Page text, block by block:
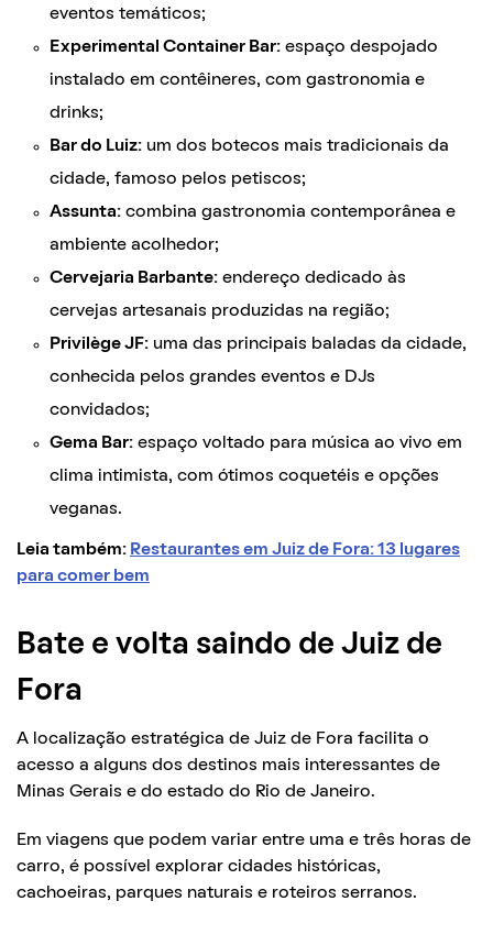
eventos temáticos;
Experimental Container Bar: espaço despojado
instalado em contêineres, com gastronomia e
drinks;
Bar do Luiz: um dos botecos mais tradicionais da
cidade, famoso pelos petiscos;
Assunta: combina gastronomia contemporânea e
ambiente acolhedor;
Cervejaria Barbante: endereço dedicado às
cervejas artesanais produzidas na região;
Privilège JF: uma das principais baladas da cidade,
conhecida pelos grandes eventos e DJs
convidados;
Gema Bar: espaço voltado para música ao vivo em
clima intimista, com ótimos coquetéis e opções
veganas.
Leia também: Restaurantes em Juiz de Fora: 13 lugares
para comer bem
Bate e volta saindo de Juiz de
Fora
A localização estratégica de Juiz de Fora facilita o
acesso a alguns dos destinos mais interessantes de
Minas Gerais e do estado do Rio de Janeiro.
Em viagens que podem variar entre uma e três horas de
carro, é possível explorar cidades históricas,
cachoeiras, parques naturais e roteiros serranos.